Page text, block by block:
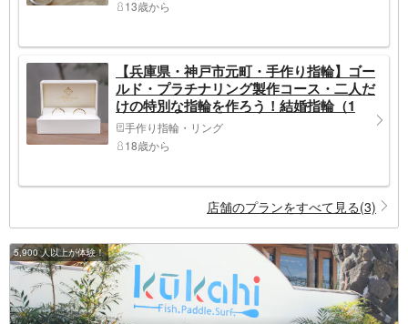
13歳から
【兵庫県・神戸市元町・手作り指輪】ゴー
ルド・プラチナリング製作コース・二人だ
けの特別な指輪を作ろう！結婚指輪（1
個）
手作り指輪・リング
18歳から
店舗のプランをすべて見る(3)
5,900 人以上が体験！